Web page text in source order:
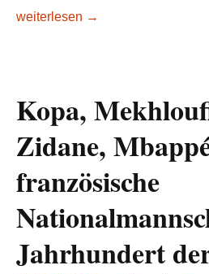
Rastafaris in Afrika kämpfen
weiterlesen →
Kopa,
Zidane,
französische
Jahrhundert